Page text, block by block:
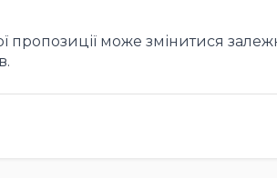
може змінитися